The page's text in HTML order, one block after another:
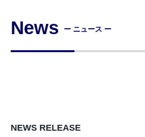
News ー ニュース ー
NEWS RELEASE